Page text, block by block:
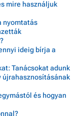
mire használjuk
nyomtatás
ideig bírja a
Tanácsokat adunk
újrahasznosításának
és hogyan